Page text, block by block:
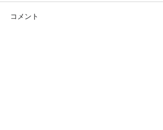
コメント